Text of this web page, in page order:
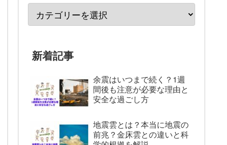
新着記事
余震はいつまで続く？1週
間後も注意が必要な理由と
安全な過ごし方
地震雲とは？本当に地震の
前兆？金床雲との違いと科